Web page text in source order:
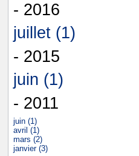
- 2016
juillet (1)
- 2015
juin (1)
- 2011
juin (1)
avril (1)
mars (2)
janvier (3)